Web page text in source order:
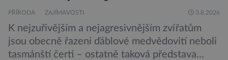
PŘÍRODA ZAJÍMAVOSTI 3.8.2026
K nejzuřivějším a nejagresivnějším zvířatům
jsou obecně řazeni ďáblové medvědovití neboli
tasmánští čerti – ostatně taková představa